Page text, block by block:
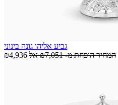
גביע אליהו גונה בינוני
₪4,936
המחיר הופחת מ-₪7,051 אל